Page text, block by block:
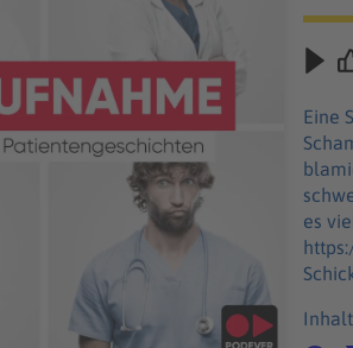
Eine
es
https://